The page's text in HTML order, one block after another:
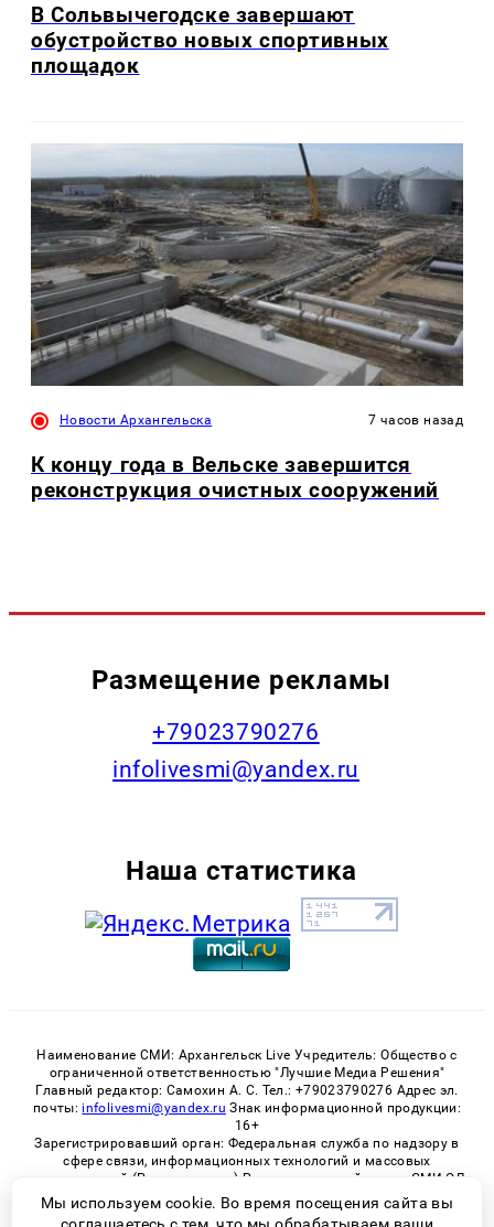
В Сольвычегодске завершают
обустройство новых спортивных
площадок
Новости Архангельска 7 часов назад
К концу года в Вельске завершится
реконструкция очистных сооружений
Размещение рекламы
+79023790276
infolivesmi@yandex.ru
Наша статистика
Наименование СМИ: Архангельск Live Учредитель: Общество с
ограниченной ответственностью "Лучшие Медиа Решения"
Главный редактор: Самохин А. С. Тел.: +79023790276 Адрес эл.
почты: infolivesmi@yandex.ru Знак информационной продукции:
16+
Зарегистрировавший орган: Федеральная служба по надзору в
сфере связи, информационных технологий и массовых
коммуникаций (Роскомнадзор) Регистрационный номер СМИ ЭЛ
№ ФС 77 - 82533 от 21.01.2022
Мы используем cookie. Во время посещения сайта вы